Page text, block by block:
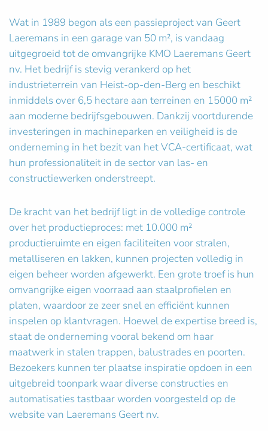
Wat in 1989 begon als een passieproject van Geert
Laeremans in een garage van 50 m², is vandaag
uitgegroeid tot de omvangrijke KMO Laeremans Geert
nv. Het bedrijf is stevig verankerd op het
industrieterrein van Heist-op-den-Berg en beschikt
inmiddels over 6,5 hectare aan terreinen en 15000 m²
aan moderne bedrijfsgebouwen. Dankzij voortdurende
investeringen in machineparken en veiligheid is de
onderneming in het bezit van het VCA-certificaat, wat
hun professionaliteit in de sector van las- en
constructiewerken onderstreept.
De kracht van het bedrijf ligt in de volledige controle
over het productieproces: met 10.000 m²
productieruimte en eigen faciliteiten voor stralen,
metalliseren en lakken, kunnen projecten volledig in
eigen beheer worden afgewerkt. Een grote troef is hun
omvangrijke eigen voorraad aan staalprofielen en
platen, waardoor ze zeer snel en efficiënt kunnen
inspelen op klantvragen. Hoewel de expertise breed is,
staat de onderneming vooral bekend om haar
maatwerk in stalen trappen, balustrades en poorten.
Bezoekers kunnen ter plaatse inspiratie opdoen in een
uitgebreid toonpark waar diverse constructies en
automatisaties tastbaar worden voorgesteld op de
website van Laeremans Geert nv.